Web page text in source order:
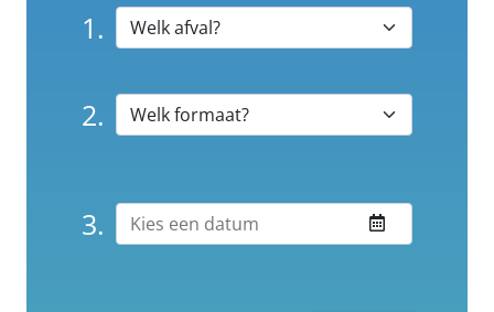
1.
2.
3.